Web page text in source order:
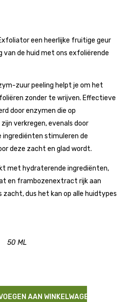
een heerlijke fruitige geur
van de huid met ons exfoliërende
zuur peeling helpt je om het
zonder te wrijven. Effectieve
door enzymen die op
verkregen, evenals door
ingrediënten stimuleren de
deze zacht en glad wordt.
met hydraterende ingrediënten,
en frambozenextract rijk aan
zacht, dus het kan op alle huidtypes
50 ML
AAN WINKELWAGEN